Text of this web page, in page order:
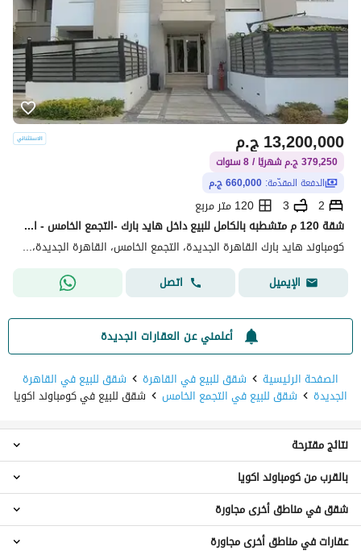
ج.م13,200,000
379,250 ج.م شهريًا / 8 سنوات
الدفعة المقدّمة: 660,000 ج.م
2
3
120 متر مربع
شقة 120 م متشطبه بالكامل للبيع داخل هايد بارك -التجمع الخامس - القاهره الجديده - بأقل مقدم وتقسيط 8 سنوات -استلم بعد سنه - 2 غرف
كومباوند هايد بارك القاهرة الجديدة، التجمع الخامس، القاهرة الجديدة، القاهرة
الإيميل
اتصل
أعلمني عن العقارات الجديدة
الصفحة الرئيسية
شقق للبيع في القاهرة شقق للبيع في القاهرة
الجديدة شقق للبيع في التجمع الخامس شقق للبيع في كومباوند اكويا
شقق 3 غرف نوم للبيع في كومباوند اكويا
عقارات للبيع في كومباوند اكويا
نتائج مقترحة
شقق للبيع في الاندلس
شقق للبيع في كومباوند ماونتن فيو 3
بالقرب من كومباوند اكويا
شقق للبيع في القطامية
شقق في مناطق أخرى مجاورة
عقارات في مناطق أخرى مجاورة